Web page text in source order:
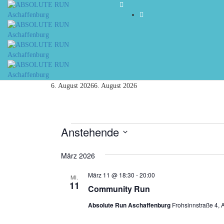
6. August 20266. August 2026
Veranstaltungen
Anstehende
wählen.
März 2026
MI.
11 Community Run
März 11 @ 18:30 -20:00
Absolute Run Aschaffenburg Frohsinnstraße 4,